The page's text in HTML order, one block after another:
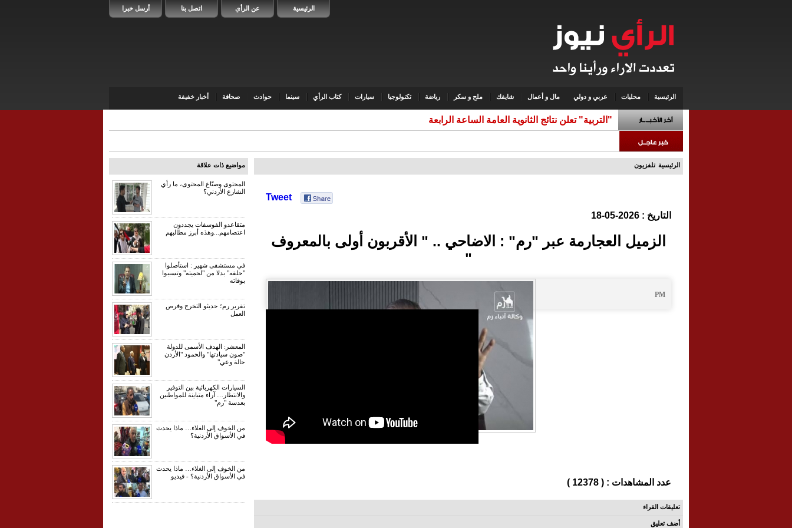
أرسل خبرا اتصل بنا عن الرأي الرئيسية
الرئيسية محليات عربي و دولي مال و أعمال شايفك ملح و سكر رياضة تكنولوجيا سيارات كتاب الرأي سينما حوادث صحافة أخبار خفيفة
"التربية" تعلن نتائج الثانوية العامة الساعة الرابعة مس
الرئيسية تلفزيون
Tweet
التاريخ : 2026-05-18
الزميل العجارمة عبر "رم" : الاضاحي .. " الأقربون أولى بالمعروف
"
PM
عدد المشاهدات : ( 12378 )
تعليقات القراء
أضف تعليق
مواضيع ذات علاقة
المحتوى وصنّاع المحتوى، ما رأي
الشارع الأردني؟
متقاعدو الفوسفات يجددون
اعتصامهم...وهذه أبرز مطالبهم
في مستشفى شهير : استأصلوا
"حلقه" بدلا من "لحميته" وتسببوا
بوفاته
تقرير رم؛ حديثو التخرج وفرص
العمل
المعشر: الهدف الأسمى للدولة
"صون سيادتها" والحمود "الأردن
حالة وعي"
السيارات الكهربائية بين التوفير
والانتظار… آراء متباينة للمواطنين
بعدسة "رم"
من الخوف إلى الغلاء… ماذا يحدث
في الأسواق الأردنية؟
من الخوف إلى الغلاء… ماذا يحدث
في الأسواق الأردنية؟ - فيديو